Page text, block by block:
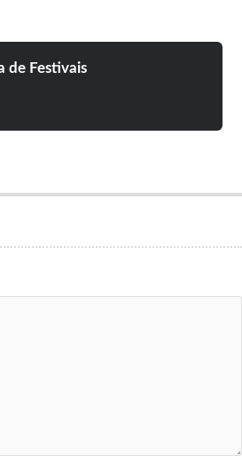
Hardmetalfest 2019
Agressor
de Festivais